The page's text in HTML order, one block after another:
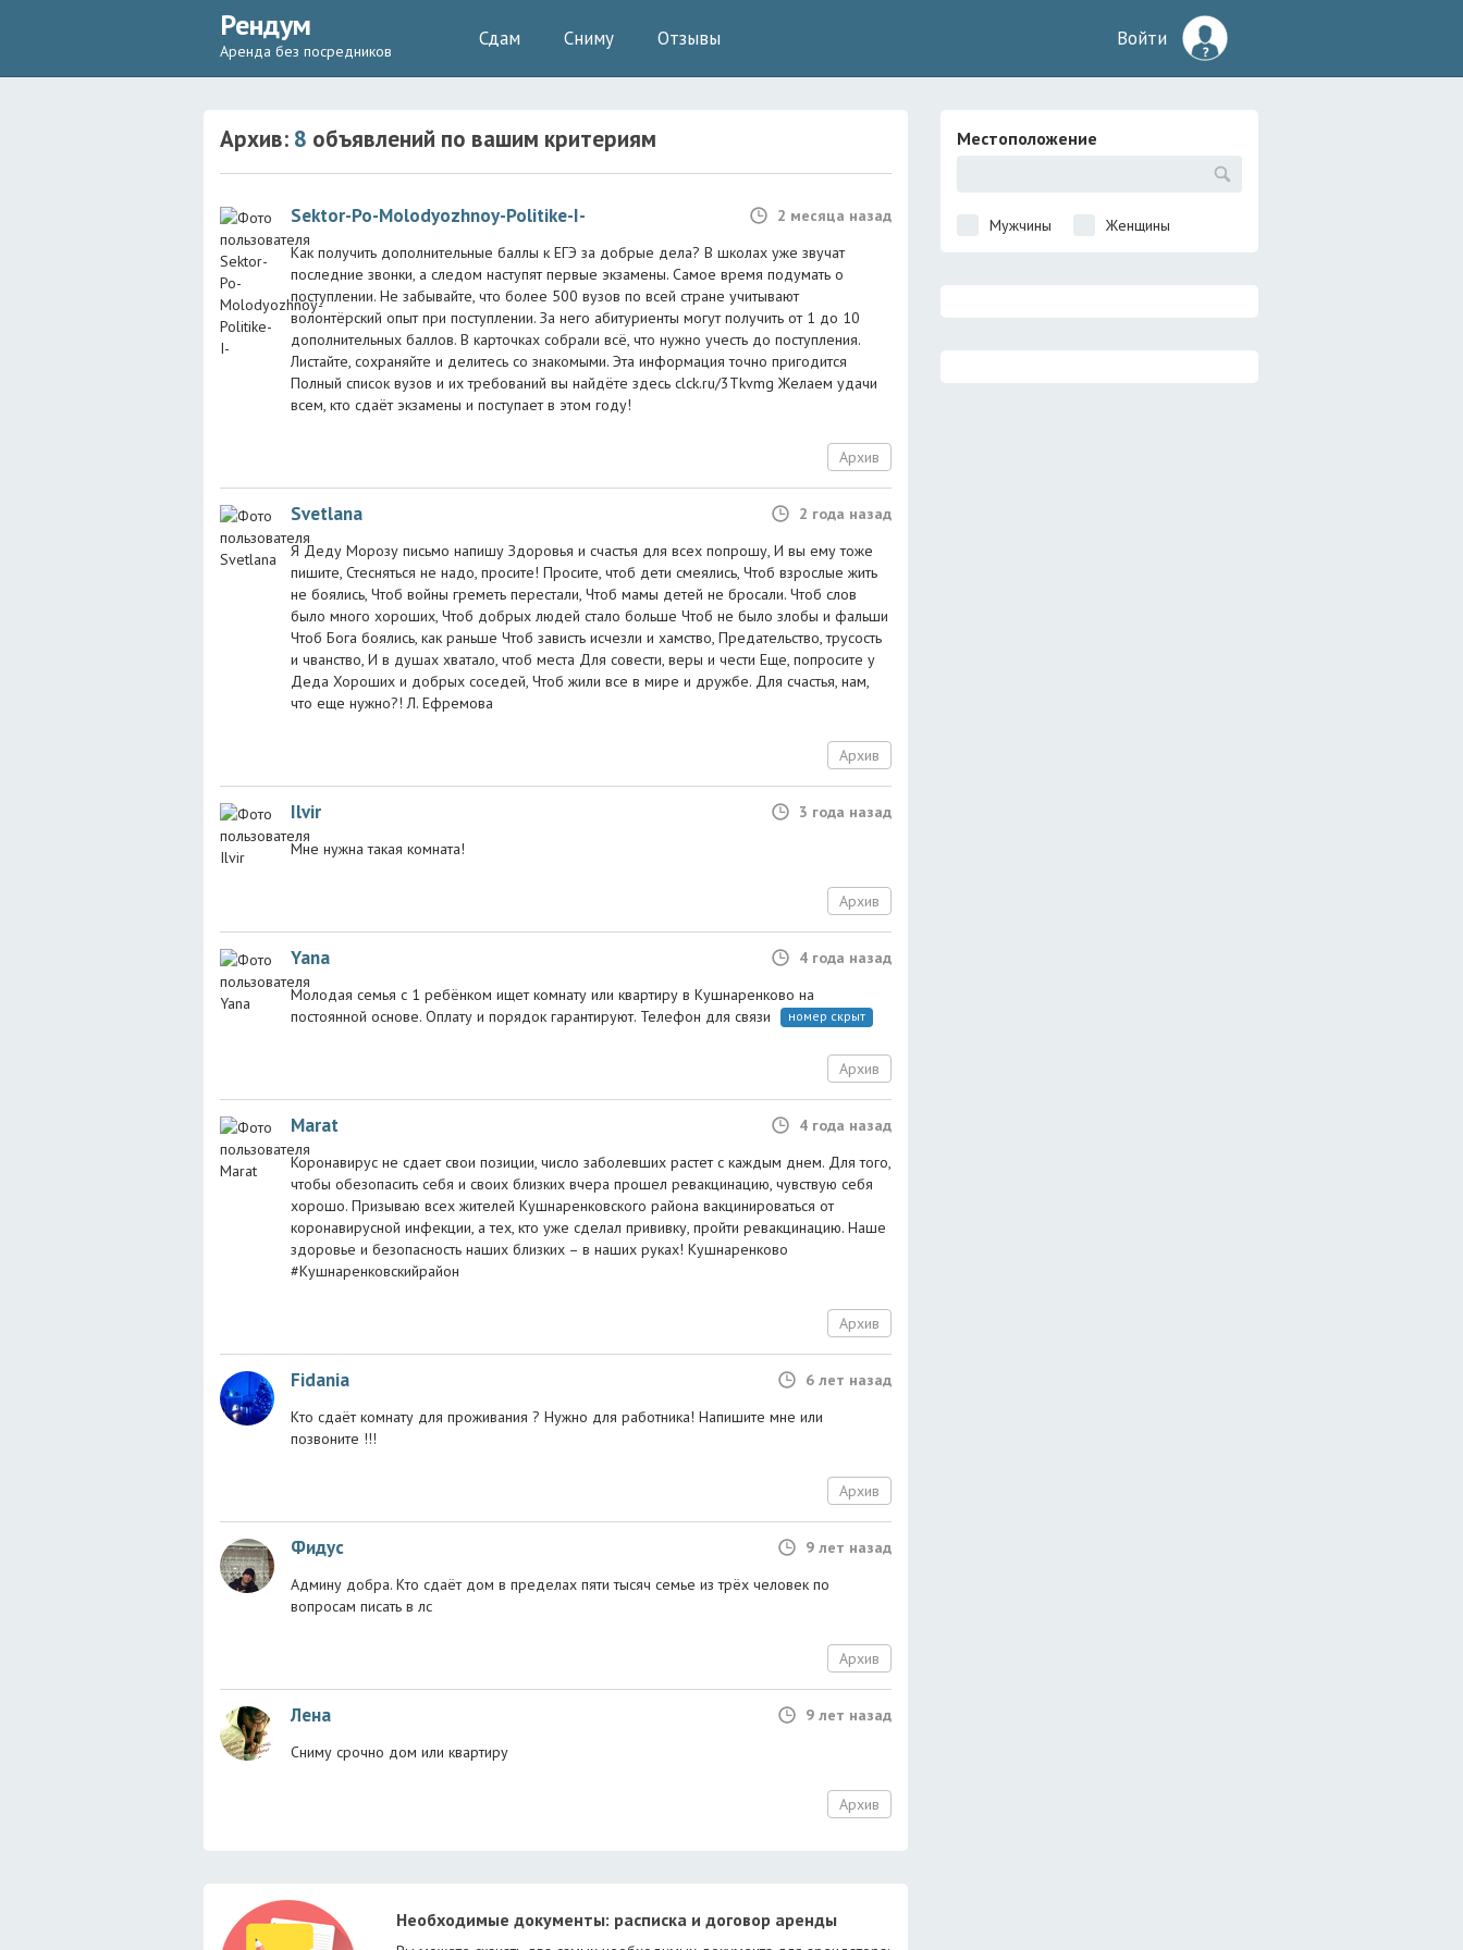
Рендум
Аренда без посредников
Сдам Сниму Отзывы Войти
Архив: 8 объявлений по вашим критериям
Sektor-Po-Molodyozhnoy-Politike-I-
2 месяца назад
Как получить дополнительные баллы к ЕГЭ за добрые дела? В школах уже звучат
последние звонки, а следом наступят первые экзамены. Самое время подумать о
поступлении. Не забывайте, что более 500 вузов по всей стране учитывают
волонтёрский опыт при поступлении. За него абитуриенты могут получить от 1 до 10
дополнительных баллов. В карточках собрали всё, что нужно учесть до поступления.
Листайте, сохраняйте и делитесь со знакомыми. Эта информация точно пригодится
Полный список вузов и их требований вы найдёте здесь clck.ru/3Tkvmg Желаем удачи
всем, кто сдаёт экзамены и поступает в этом году!
Архив
Svetlana
2 года назад
Я Деду Морозу письмо напишу Здоровья и счастья для всех попрошу, И вы ему тоже
пишите, Стесняться не надо, просите! Просите, чтоб дети смеялись, Чтоб взрослые жить
не боялись, Чтоб войны греметь перестали, Чтоб мамы детей не бросали. Чтоб слов
было много хороших, Чтоб добрых людей стало больше Чтоб не было злобы и фальши
Чтоб Бога боялись, как раньше Чтоб зависть исчезли и хамство, Предательство, трусость
и чванство, И в душах хватало, чтоб места Для совести, веры и чести Еще, попросите у
Деда Хороших и добрых соседей, Чтоб жили все в мире и дружбе. Для счастья, нам,
что еще нужно?! Л. Ефремова
Архив
Ilvir
3 года назад
Мне нужна такая комната!
Архив
Yana
4 года назад
Молодая семья с 1 ребёнком ищет комнату или квартиру в Кушнаренково на
постоянной основе. Оплату и порядок гарантируют. Телефон для связи
номер скрыт
Архив
Marat
4 года назад
Коронавирус не сдает свои позиции, число заболевших растет с каждым днем. Для того,
чтобы обезопасить себя и своих близких вчера прошел ревакцинацию, чувствую себя
хорошо. Призываю всех жителей Кушнаренковского района вакцинироваться от
коронавирусной инфекции, а тех, кто уже сделал прививку, пройти ревакцинацию. Наше
здоровье и безопасность наших близких – в наших руках! Кушнаренково
#Кушнаренковскийрайон
Архив
Fidania
6 лет назад
Кто сдаёт комнату для проживания ? Нужно для работника! Напишите мне или
позвоните !!!
Архив
Фидус
9 лет назад
Админу добра. Кто сдаёт дом в пределах пяти тысяч семье из трёх человек по
вопросам писать в лс
Архив
Лена
9 лет назад
Сниму срочно дом или квартиру
Архив
Местоположение
Мужчины Женщины
Необходимые документы: расписка и договор аренды